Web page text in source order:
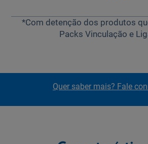
*Com detenção dos produtos
Packs Vinculação e
Quer saber mais? Fale